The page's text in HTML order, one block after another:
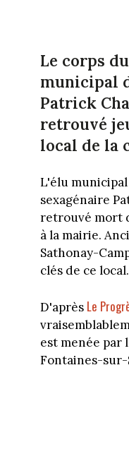
Le corps
municipal
Patrick
retrouvé
local de la
L'élu
sexagénaire
retrouvé mort
à la mairie.
Sathonay-
clés de ce local.
D'après Le
est menée par
Fontaines-sur-